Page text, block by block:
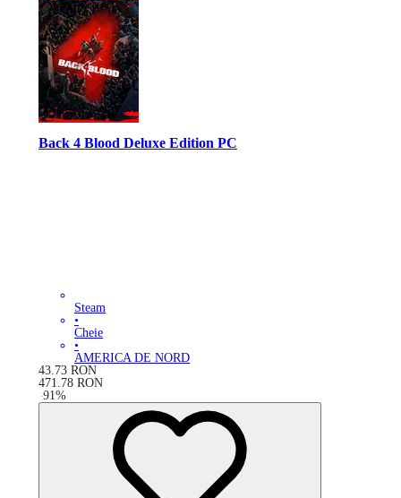
Back 4 Blood Deluxe Edition PC
Steam
•
Cheie
•
AMERICA DE NORD
43.73 RON
471.78 RON
-91 %